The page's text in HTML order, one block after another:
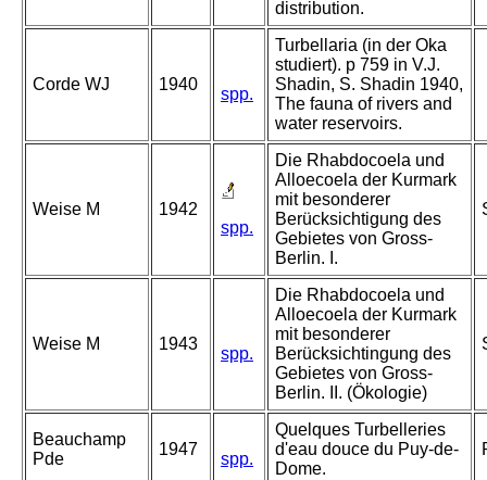
distribution.
Corde WJ 1940
spp.
Turbellaria (in der Oka
studiert). p 759 in V.J.
Shadin, S. Shadin 1940,
The fauna of rivers and
water reservoirs.
Weise M
1942
spp.
Die Rhabdocoela und
Alloecoela der Kurmark
mit besonderer
Berücksichtigung des
Gebietes von Gross-
Berlin. I.
Weise M 1943
spp.
Die Rhabdocoela und
Alloecoela der Kurmark
mit besonderer
Berücksichtingung des
Gebietes von Gross-
Berlin. II. (Ökologie)
Beauchamp
Pde
1947
spp.
Quelques Turbelleries
d'eau douce du Puy-de-
Dome.